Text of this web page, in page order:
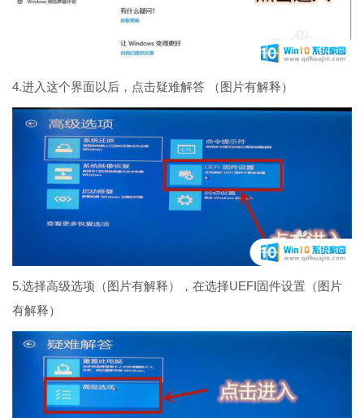
4.进入这个界面以后，点击疑难解答 （图片有解释）
5.选择高级选项（图片有解释），在选择UEFI固件设置（图片
有解释）